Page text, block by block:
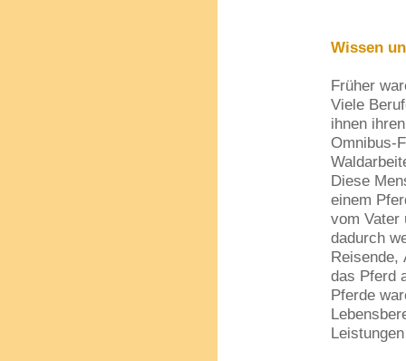
Wissen
Früher
Viele
ihnen
Omnibus-
Diese
einem
vom Vater
dadurch
Reisende,
das Pferd
Pferde